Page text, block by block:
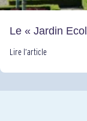
Le « Jardin
Lire l’article